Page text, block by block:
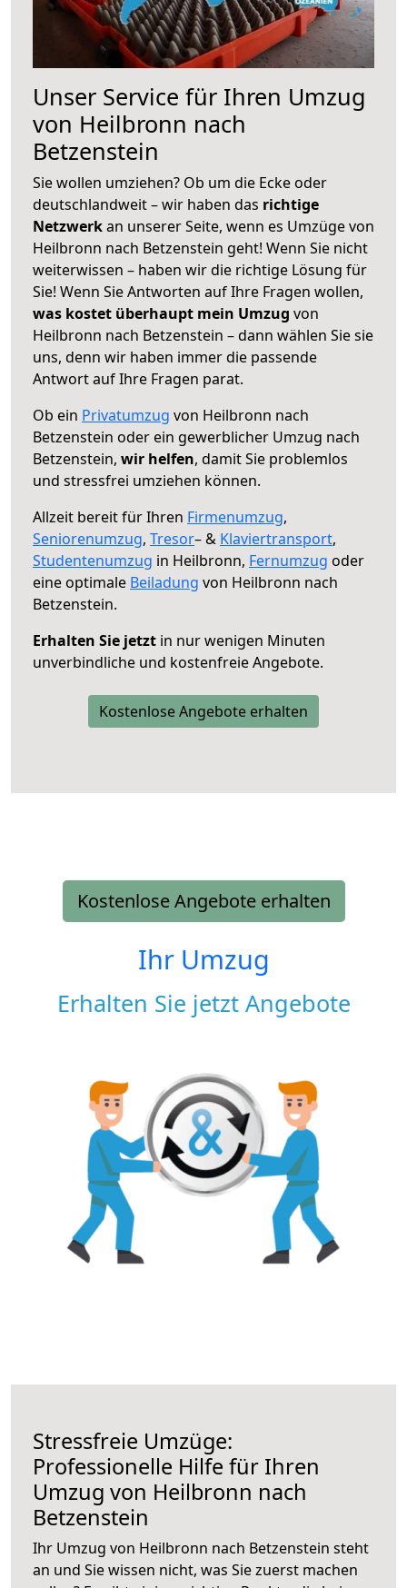
Unser Service für Ihren Umzug
von Heilbronn nach
Betzenstein
Sie wollen umziehen? Ob um die Ecke oder
deutschlandweit – wir haben das richtige
Netzwerkan unserer Seite, wenn es Umzüge von
Heilbronn nach Betzenstein geht! Wenn Sie nicht
weiterwissen – haben wir die richtige Lösung für
Sie! Wenn Sie Antworten auf Ihre Fragen wollen,
was kostet überhaupt mein Umzug von
Heilbronn nach Betzenstein – dann wählen Sie sie
uns, denn wir haben immer die passende
Antwort auf Ihre Fragen parat.
Ob ein Privatumzug von Heilbronn nach
Betzenstein oder ein gewerblicher Umzug nach
Betzenstein, wir helfen, damit Sie problemlos
und stressfrei umziehen können.
Allzeit bereit für Ihren Firmenumzug,
Seniorenumzug, Tresor– & Klaviertransport,
Studentenumzug in Heilbronn, Fernumzug oder
eine optimale Beiladung von Heilbronn nach
Betzenstein.
Erhalten Sie jetzt in nur wenigen Minuten
unverbindliche und kostenfreie Angebote.
Kostenlose Angebote erhalten
Kostenlose Angebote erhalten
Ihr Umzug
Erhalten Sie jetzt Angebote
Stressfreie Umzüge:
Professionelle Hilfe für Ihren
Umzug von Heilbronn nach
Betzenstein
Ihr Umzug von Heilbronn nach Betzenstein steht
an und Sie wissen nicht, was Sie zuerst machen